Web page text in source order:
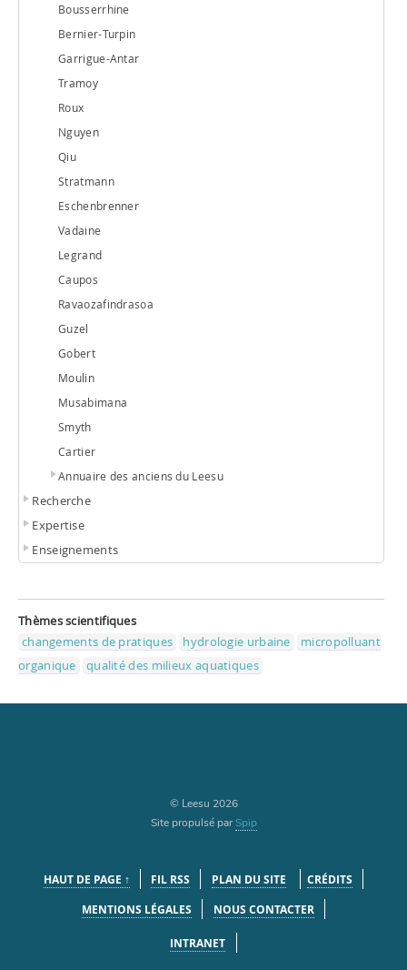
Bousserrhine
Bernier-Turpin
Garrigue-Antar
Tramoy
Roux
Nguyen
Qiu
Stratmann
Eschenbrenner
Vadaine
Legrand
Caupos
Ravaozafindrasoa
Guzel
Gobert
Moulin
Musabimana
Smyth
Cartier
Annuaire des anciens du Leesu
Recherche
Expertise
Enseignements
Thèmes scientifiques
changements de pratiques
hydrologie urbaine
micropolluant
organique
qualité des milieux aquatiques
© Leesu 2026
Site propulsé parSpip
HAUT DE PAGE ↑ FIL RSS PLAN DU SITE
CRÉDITS
MENTIONS LÉGALES
NOUS CONTACTER
INTRANET